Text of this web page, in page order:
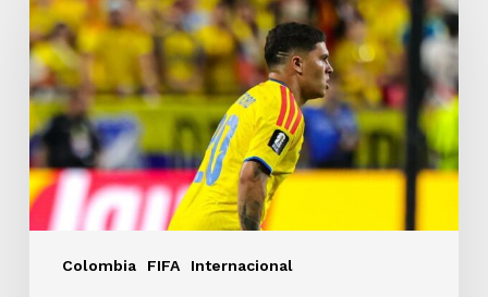
Colombia FIFA Internacional
0
de
la
Selección
Colombia
ante
la
Selección
de